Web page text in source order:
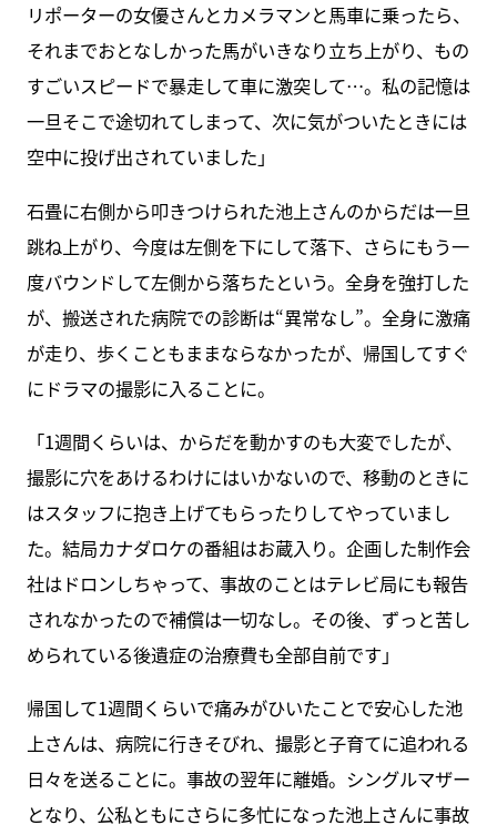
リポーターの女優さんとカメラマンと馬車に乗ったら、
それまでおとなしかった馬がいきなり立ち上がり、もの
すごいスピードで暴走して車に激突して…。私の記憶は
一旦そこで途切れてしまって、次に気がついたときには
空中に投げ出されていました」
石畳に右側から叩きつけられた池上さんのからだは一旦
跳ね上がり、今度は左側を下にして落下、さらにもう一
度バウンドして左側から落ちたという。全身を強打した
が、搬送された病院での診断は“異常なし”。全身に激痛
が走り、歩くこともままならなかったが、帰国してすぐ
にドラマの撮影に入ることに。
「1週間くらいは、からだを動かすのも大変でしたが、
撮影に穴をあけるわけにはいかないので、移動のときに
はスタッフに抱き上げてもらったりしてやっていまし
た。結局カナダロケの番組はお蔵入り。企画した制作会
社はドロンしちゃって、事故のことはテレビ局にも報告
されなかったので補償は一切なし。その後、ずっと苦し
められている後遺症の治療費も全部自前です」
帰国して1週間くらいで痛みがひいたことで安心した池
上さんは、病院に行きそびれ、撮影と子育てに追われる
日々を送ることに。事故の翌年に離婚。シングルマザー
となり、公私ともにさらに多忙になった池上さんに事故